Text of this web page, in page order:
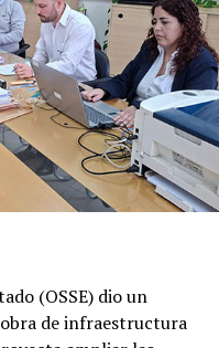
(OSSE) dio un
de infraestructura